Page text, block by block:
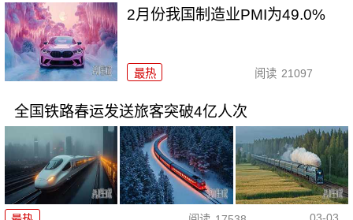
2月份我国制造业PMI为49.0%
最热 阅读 21097
全国铁路春运发送旅客突破4亿人次